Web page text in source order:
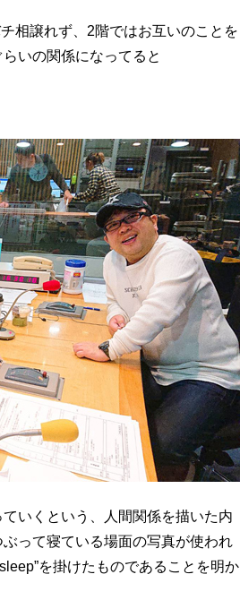
相譲れず、2階ではお互いのことを
いの関係になってると
いくという、人間関係を描いた内
って寝ている場面の写真が使われ
を掛けたものであることを明か